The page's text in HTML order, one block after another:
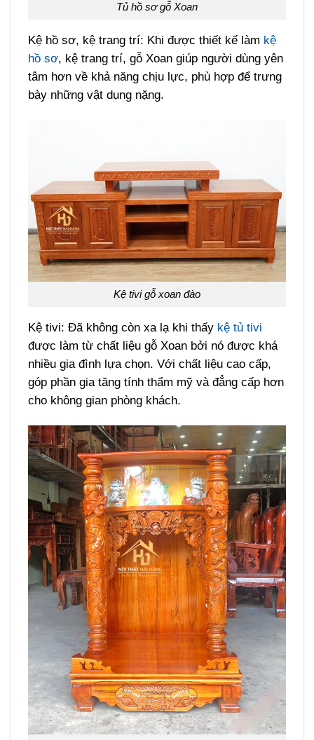
Tủ hồ sơ gỗ Xoan
Kệ hồ sơ, kệ trang trí: Khi được thiết kế làm kệ
hồ sơ, kệ trang trí, gỗ Xoan giúp người dùng yên
tâm hơn về khả năng chịu lực, phù hợp để trưng
bày những vật dụng nặng.
Kệ tivi gỗ xoan đào
Kệ tivi: Đã không còn xa lạ khi thấy kệ tủ tivi
được làm từ chất liệu gỗ Xoan bởi nó được khá
nhiều gia đình lựa chọn. Với chất liệu cao cấp,
góp phần gia tăng tính thẩm mỹ và đẳng cấp hơn
cho không gian phòng khách.